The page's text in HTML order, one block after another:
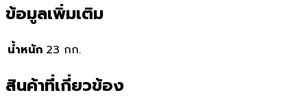
ข้อมูลเพิ่มเติม
น้ำหนัก 23 กก.
สินค้าที่เกี่ยวข้อง